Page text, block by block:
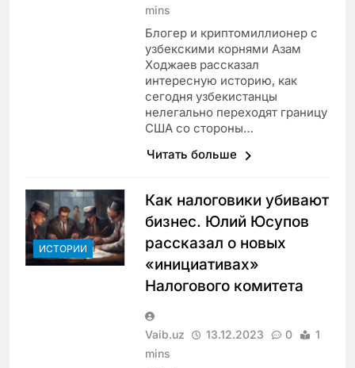
mins
Блогер и криптомиллионер с
узбекскими корнями Азам
Ходжаев рассказал
интересную историю, как
сегодня узбекистанцы
нелегально переходят границу
США со стороны…
Читать больше
ИСТОРИИ
Как налоговики убивают
бизнес. Юлий Юсупов
рассказал о новых
«инициативах»
Налогового комитета
Vaib.uz 13.12.2023 0
1
mins